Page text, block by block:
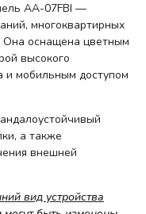
AA-07FBI —
многоквартирных
Она оснащена цветным
высокого
и мобильным доступом
а также
внешней
вид устройства